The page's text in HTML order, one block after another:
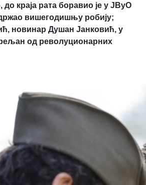
краја рата боравио је у ЈВуО
вишегодишњу робију;
новинар Душан Јанковић, у
од револуционарних